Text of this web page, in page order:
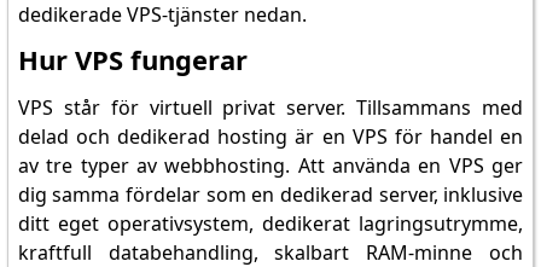
dedikerade VPS-tjänster nedan.
Hur VPS fungerar
VPS står för virtuell privat server. Tillsammans med
delad och dedikerad hosting är en VPS för handel en
av tre typer av webbhosting. Att använda en VPS ger
dig samma fördelar som en dedikerad server, inklusive
ditt eget operativsystem, dedikerat lagringsutrymme,
kraftfull databehandling, skalbart RAM-minne och